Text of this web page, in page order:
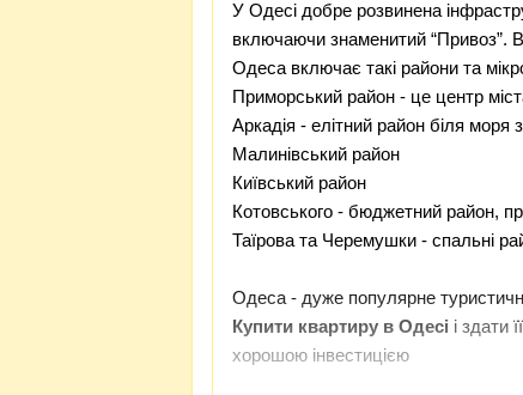
У Одесі добре розвинена
включаючи знаменитий “Привоз”.
Одеса включає такі райони та
Приморський район - це центр
Аркадія - елітний район біля моря
Малинівський район
Київський район
Котовського - бюджетний район,
Таїрова та Черемушки - спальні
Одеса - дуже популярне
Купити квартиру в Одесі і здати
хорошою інвестицією